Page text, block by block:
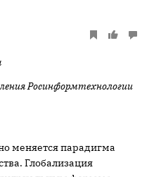
Росинформтехнологии
меняется парадигма
Глобализация